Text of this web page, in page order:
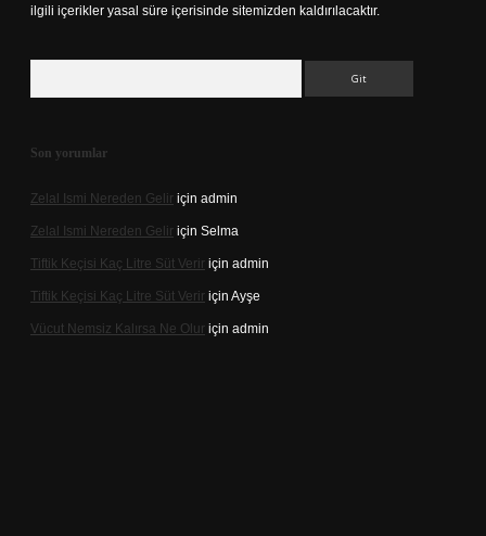
ilgili içerikler yasal süre içerisinde sitemizden kaldırılacaktır.
Son yorumlar
Zelal Ismi Nereden Gelir için admin
Zelal Ismi Nereden Gelir için Selma
Tiftik Keçisi Kaç Litre Süt Verir için admin
Tiftik Keçisi Kaç Litre Süt Verir için Ayşe
Vücut Nemsiz Kalırsa Ne Olur için admin